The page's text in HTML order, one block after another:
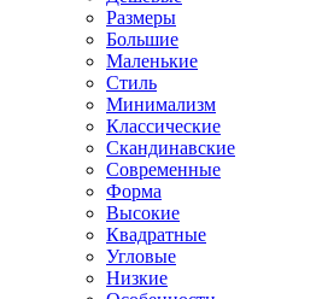
Размеры
Большие
Маленькие
Стиль
Минимализм
Классические
Скандинавские
Современные
Форма
Высокие
Квадратные
Угловые
Низкие